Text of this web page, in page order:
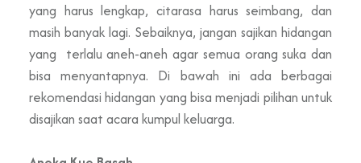
yang harus lengkap, citarasa harus seimbang, dan
masih banyak lagi. Sebaiknya, jangan sajikan hidangan
yang terlalu aneh-aneh agar semua orang suka dan
bisa menyantapnya. Di bawah ini ada berbagai
rekomendasi hidangan yang bisa menjadi pilihan untuk
disajikan saat acara kumpul keluarga.